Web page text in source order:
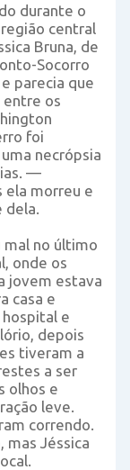
durante o
central
Bruna, de
Socorro
parecia que
entre os
foi
necrópsia
—
ela morreu e
mal no último
onde os
jovem estava
casa e
e
depois
tiveram a
a ser
olhos e
leve.
correndo.
mas Jéssica